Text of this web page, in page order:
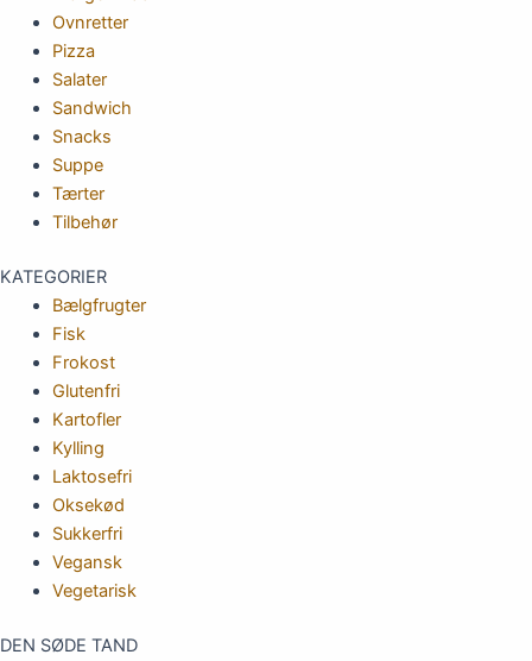
Ovnretter
Pizza
Salater
Sandwich
Snacks
Suppe
Tærter
Tilbehør
KATEGORIER
Bælgfrugter
Fisk
Frokost
Glutenfri
Kartofler
Kylling
Laktosefri
Oksekød
Sukkerfri
Vegansk
Vegetarisk
DEN SØDE TAND